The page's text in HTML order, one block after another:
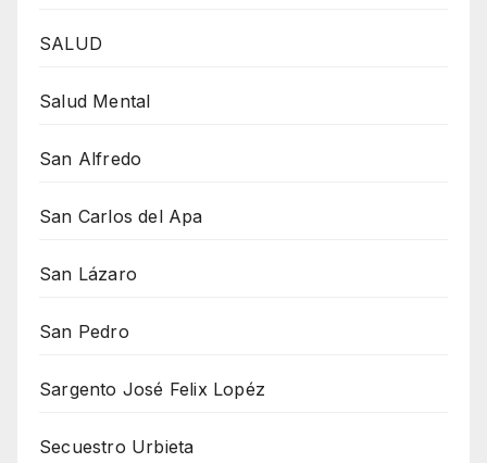
SALUD
Salud Mental
San Alfredo
San Carlos del Apa
San Lázaro
San Pedro
Sargento José Felix Lopéz
Secuestro Urbieta